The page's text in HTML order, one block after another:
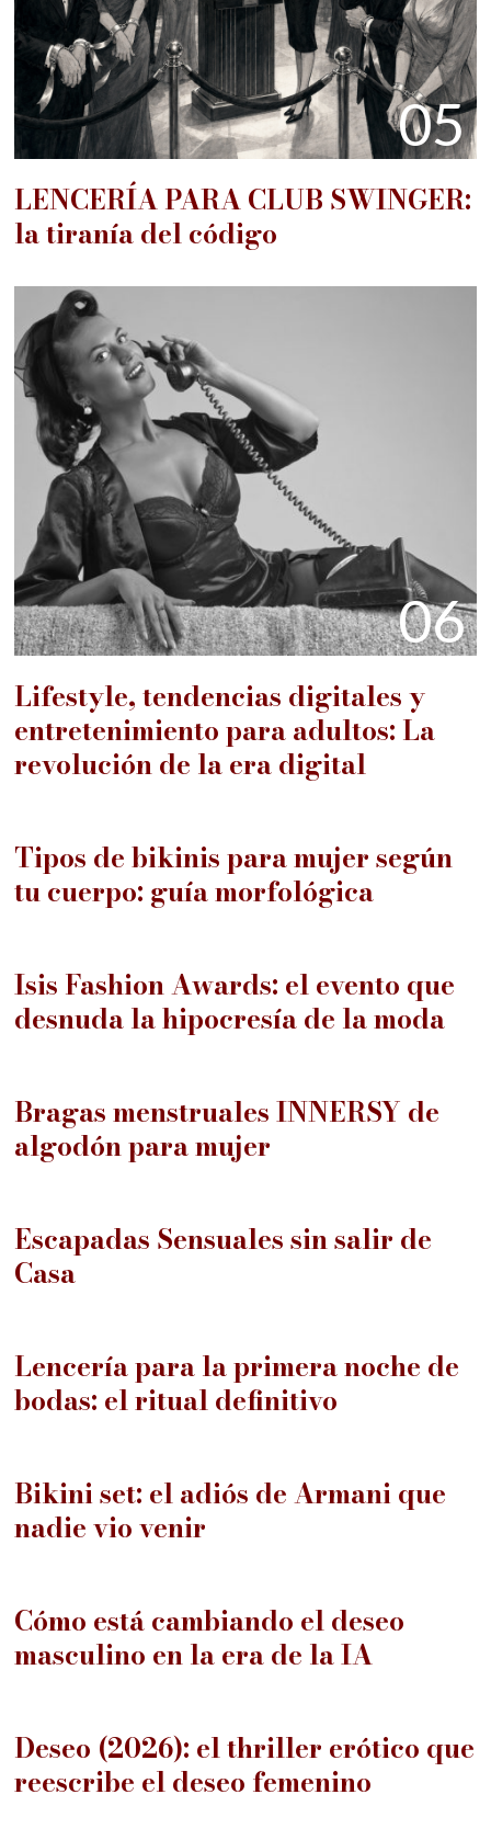
05
LENCERÍA PARA CLUB SWINGER:
la tiranía del código
06
Lifestyle, tendencias digitales y
entretenimiento para adultos: La
revolución de la era digital
Tipos de bikinis para mujer según
tu cuerpo: guía morfológica
Isis Fashion Awards: el evento que
desnuda la hipocresía de la moda
09
Bragas menstruales INNERSY de
algodón para mujer
Escapadas Sensuales sin salir de
Casa
Lencería para la primera noche de
bodas: el ritual definitivo
Bikini set: el adiós de Armani que
nadie vio venir
Cómo está cambiando el deseo
masculino en la era de la IA
Deseo (2026): el thriller erótico que
reescribe el deseo femenino
PREVIOUS STORY